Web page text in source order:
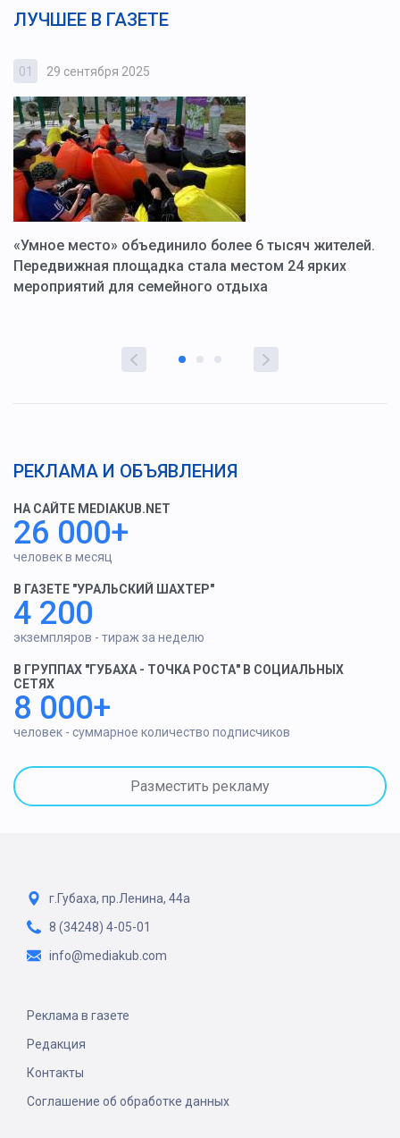
ЛУЧШЕЕ В ГАЗЕТЕ
01 29 сентября 2025
«Умное место» объединило более 6 тысяч жителей.
Передвижная площадка стала местом 24 ярких
мероприятий для семейного отдыха
РЕКЛАМА И ОБЪЯВЛЕНИЯ
НА САЙТЕ MEDIAKUB.NET
26 000+
человек в месяц
В ГАЗЕТЕ "УРАЛЬСКИЙ ШАХТЕР"
4 200
экземпляров - тираж за неделю
В ГРУППАХ "ГУБАХА - ТОЧКА РОСТА" В СОЦИАЛЬНЫХ
СЕТЯХ
8 000+
человек - суммарное количество подписчиков
Разместить рекламу
г.Губаха, пр.Ленина, 44а
8 (34248) 4-05-01
info@mediakub.com
Реклама в газете
Редакция
Контакты
Соглашение об обработке данных